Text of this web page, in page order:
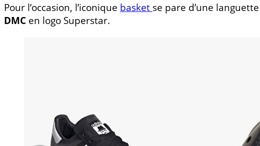
Pour l’occasion, l’iconique basket se pare d’une
DMC en logo Superstar.